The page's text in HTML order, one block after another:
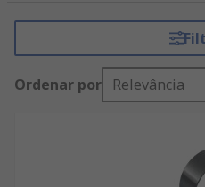
o electrodomésticos.
soporte interno donde se
Ordenar por Relevância